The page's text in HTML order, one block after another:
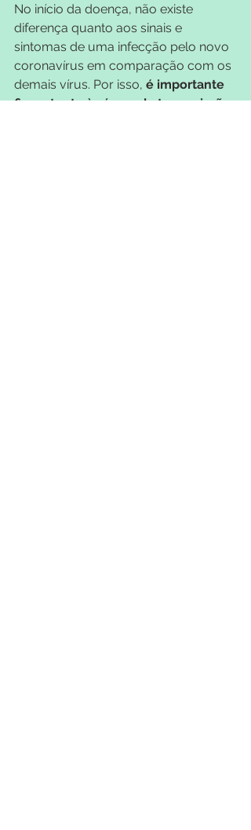
No início da doença, não existe
diferença quanto aos sinais e
sintomas de uma infecção pelo novo
coronavírus em comparação com os
demais vírus. Por isso, é importante
ficar atento às áreas de transmissão